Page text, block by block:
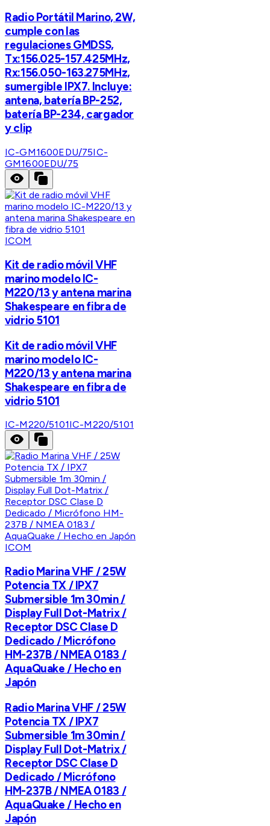
Radio Portátil Marino, 2W,
cumple con las
regulaciones GMDSS,
Tx:156.025-157.425MHz,
Rx:156.050-163.275MHz,
sumergible IPX7. Incluye:
antena, batería BP-252,
batería BP-234, cargador
y clip
IC-GM1600EDU/75IC-
GM1600EDU/75
ICOM
Kit de radio móvil VHF
marino modelo IC-
M220/13 y antena marina
Shakespeare en fibra de
vidrio 5101
Kit de radio móvil VHF
marino modelo IC-
M220/13 y antena marina
Shakespeare en fibra de
vidrio 5101
IC-M220/5101IC-M220/5101
ICOM
Radio Marina VHF / 25W
Potencia TX / IPX7
Submersible 1m 30min /
Display Full Dot-Matrix /
Receptor DSC Clase D
Dedicado / Micrófono
HM-237B / NMEA 0183 /
AquaQuake / Hecho en
Japón
Radio Marina VHF / 25W
Potencia TX / IPX7
Submersible 1m 30min /
Display Full Dot-Matrix /
Receptor DSC Clase D
Dedicado / Micrófono
HM-237B / NMEA 0183 /
AquaQuake / Hecho en
Japón